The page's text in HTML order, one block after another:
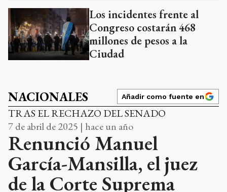
Los incidentes frente al
Congreso costarán 468
millones de pesos a la
Ciudad
NACIONALES Añadir como fuente en
TRAS EL RECHAZO DEL SENADO
7 de abril de 2025 | hace un año
Renunció Manuel
García-Mansilla, el juez
de la Corte Suprema